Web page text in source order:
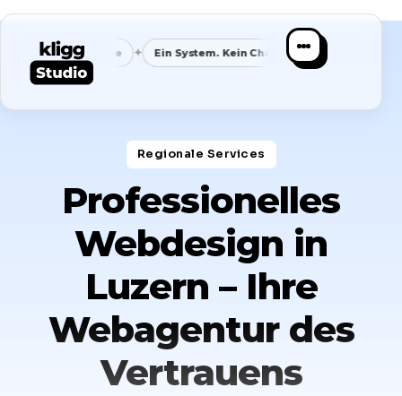
✦ Ein System. Kein Chaos. ✦ Klare Nische
Regionale Services​
Professionelles
Webdesign in
Luzern – Ihre
Webagentur des
Vertrauens